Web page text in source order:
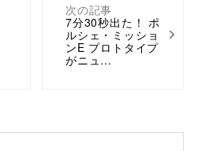
次の記事
7分30秒出た！ ポ
ルシェ・ミッショ
ンE プロトタイプ
がニュ…